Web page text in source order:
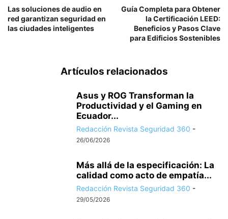
Las soluciones de audio en
red garantizan seguridad en
las ciudades inteligentes
Guía Completa para Obtener
la Certificación LEED:
Beneficios y Pasos Clave
para Edificios Sostenibles
Artículos relacionados
Asus y ROG Transforman la
Productividad y el Gaming en
Ecuador...
Redacción Revista Seguridad 360 -
26/06/2026
Más allá de la especificación: La
calidad como acto de empatía...
Redacción Revista Seguridad 360 -
29/05/2026